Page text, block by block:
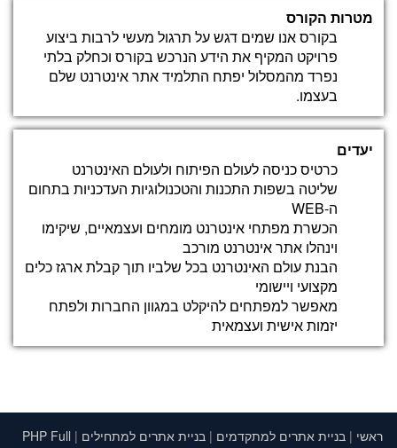
מטרות הקורס
בקורס אנו שמים דגש על תרגול מעשי לרבות ביצוע
פרויקט המקיף את הידע הנרכש בקורס וכחלק בלתי
נפרד מהמסלול יפתח התלמיד אתר אינטרנט שלם
בעצמו.
יעדים
כרטיס כניסה לעולם הפיתוח ולעולם האינטרנט
שליטה בשפות התכנות והטכנולוגיות העדכניות בתחום
ה-WEB
הכשרת מפתחי אינטרנט מומחים ועצמאיים, שיקימו
וינהלו אתר אינטרנט מורכב
הבנת עולם האינטרנט בכל שלביו תוך קבלת ארגז כלים
מקצועי ויישומי
מאפשר למפתחים להיקלט במגוון החברות ולפתח
יזמות אישית ועצמאית
הוספת תמונות
יצירת טבלאות
יצירת בטפסים
CSS + CSS 3
שימוש ב class and id
הכרת מאפייני העיצוב
Bootstrap
קבלה ושימוש
מערכת Grid
טכניקות CSS עם Bootstrap
טפסים וטבלאות גופנים וסמלים
Loop, For Loop
ראשי | בניית אתרים למתקדמים | בניית אתרים למתחילים |
PHP Full